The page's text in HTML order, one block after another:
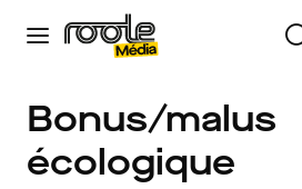
Bonus/malus
écologique